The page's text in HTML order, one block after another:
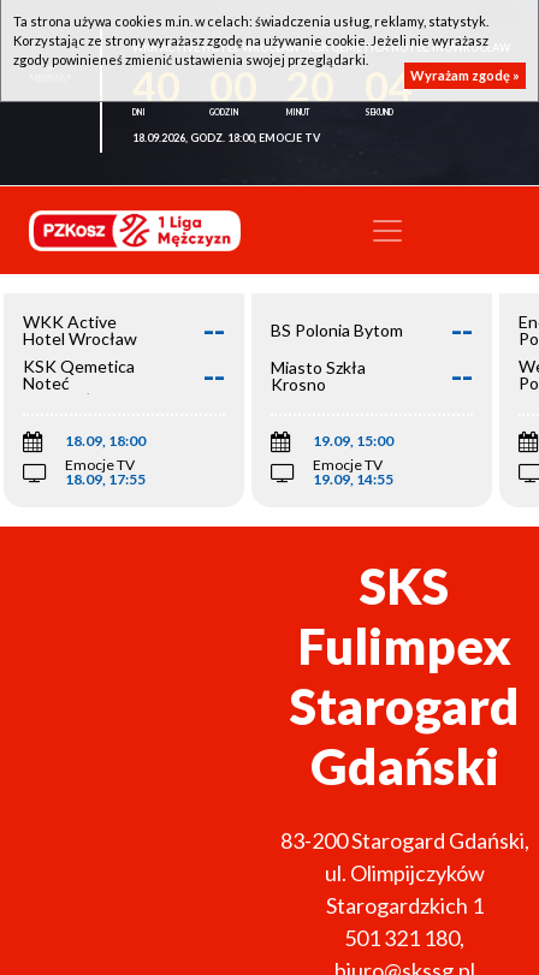
WKK ACTIVE HOTEL WROCŁAW - KSK QEMETICA NOTEĆ INOWROCŁAW
04
18.09.2026, GODZ. 18:00, EMOCJE TV
WKK Active
Hotel Wrocław
--
KSK Qemetica
Noteć
Inowrocław
--
18.09, 18:00
Emocje TV
18.09, 17:55
BS Polonia Bytom --
Miasto Szkła
Krosno
--
19.09, 15:00
Emocje TV
19.09, 14:55
SKS
Fulimpex
Starogard
Gdański
83-200Starogard Gdański,
ul. Olimpijczyków
Starogardzkich 1
501 321 180,
Ta strona używa cookies m.in. w celach: świadczenia usług, reklamy, statystyk.
Korzystając ze strony wyrażasz zgodę na używanie cookie. Jeżeli nie wyrażasz
zgody powinieneś zmienić ustawienia swojej przeglądarki.
Wyrażam zgodę »